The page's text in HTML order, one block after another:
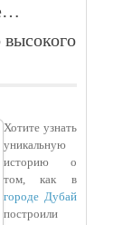
высокого
Хотите узнать
уникальную
историю о
том, как в
городе Дубай
построили